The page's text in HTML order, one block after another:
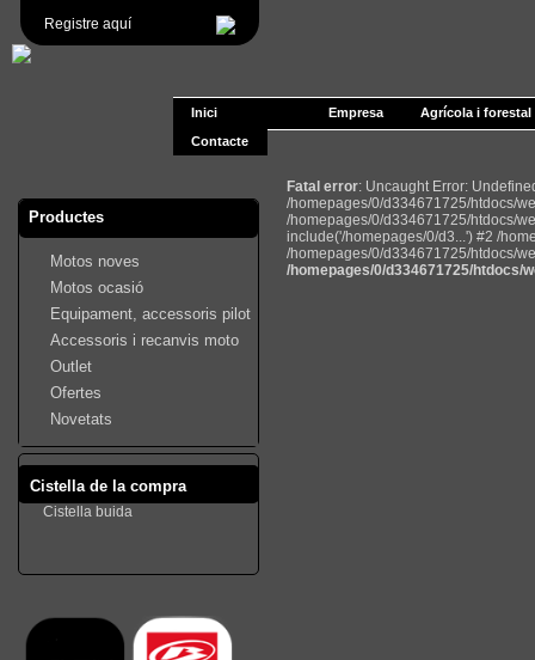
Registre aquí
Inici Empresa
Agrícola i forestal
Contacte
Productes
Motos noves
Motos ocasió
Equipament, accessoris pilot
Accessoris i recanvis moto
Outlet
Ofertes
Novetats
Cistella de la compra
Cistella buida
Fatal error: Uncaught Error:
/homepages/0/d334671725/htdocs/
/homepages/0/d334671725/htdocs/
include('/homepages/0/d3...') #2 /
/homepages/0/d334671725/htdocs/
/homepages/0/d334671725/htdocs/